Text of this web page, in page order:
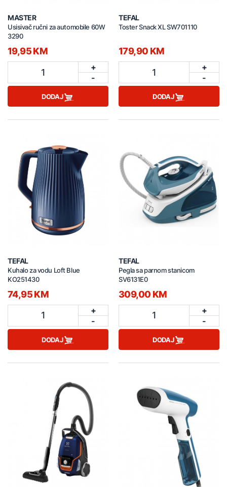
MASTER
Usisivač ručni za automobile 60W
3290
19,95 KM
1
+
-
DODAJ
TEFAL
Toster Snack XL SW701110
179,90 KM
1
+
-
DODAJ
TEFAL
Kuhalo za vodu Loft Blue
KO251430
74,95 KM
1
+
-
DODAJ
TEFAL
Pegla sa parnom stanicom
SV6131E0
309,00 KM
1
+
-
DODAJ